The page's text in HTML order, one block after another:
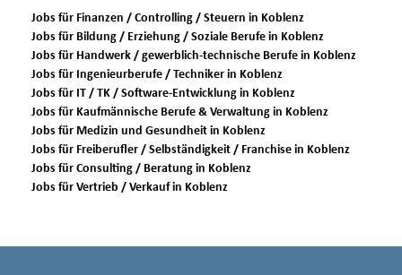
Jobs für Finanzen / Controlling / Steuern in Koblenz
Jobs für Bildung / Erziehung / Soziale Berufe in Koblenz
Jobs für Handwerk / gewerblich-technische Berufe in Koblenz
Jobs für Ingenieurberufe / Techniker in Koblenz
Jobs für IT / TK / Software-Entwicklung in Koblenz
Jobs für Kaufmännische Berufe & Verwaltung in Koblenz
Jobs für Medizin und Gesundheit in Koblenz
Jobs für Freiberufler / Selbständigkeit / Franchise in Koblenz
Jobs für Consulting / Beratung in Koblenz
Jobs für Vertrieb / Verkauf in Koblenz